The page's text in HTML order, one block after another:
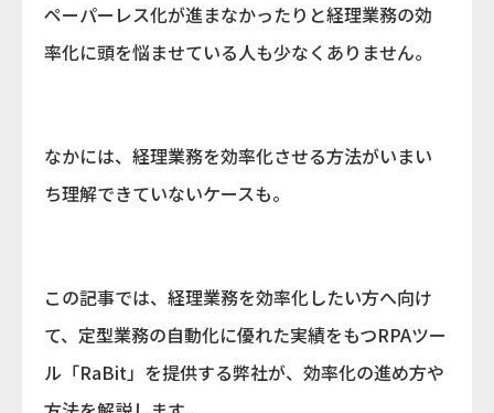
ペーパーレス化が進まなかったりと経理業務の効
率化に頭を悩ませている人も少なくありません。
なかには、経理業務を効率化させる方法がいまい
ち理解できていないケースも。
この記事では、経理業務を効率化したい方へ向け
て、定型業務の自動化に優れた実績をもつRPAツー
ル「RaBit」を提供する弊社が、効率化の進め方や